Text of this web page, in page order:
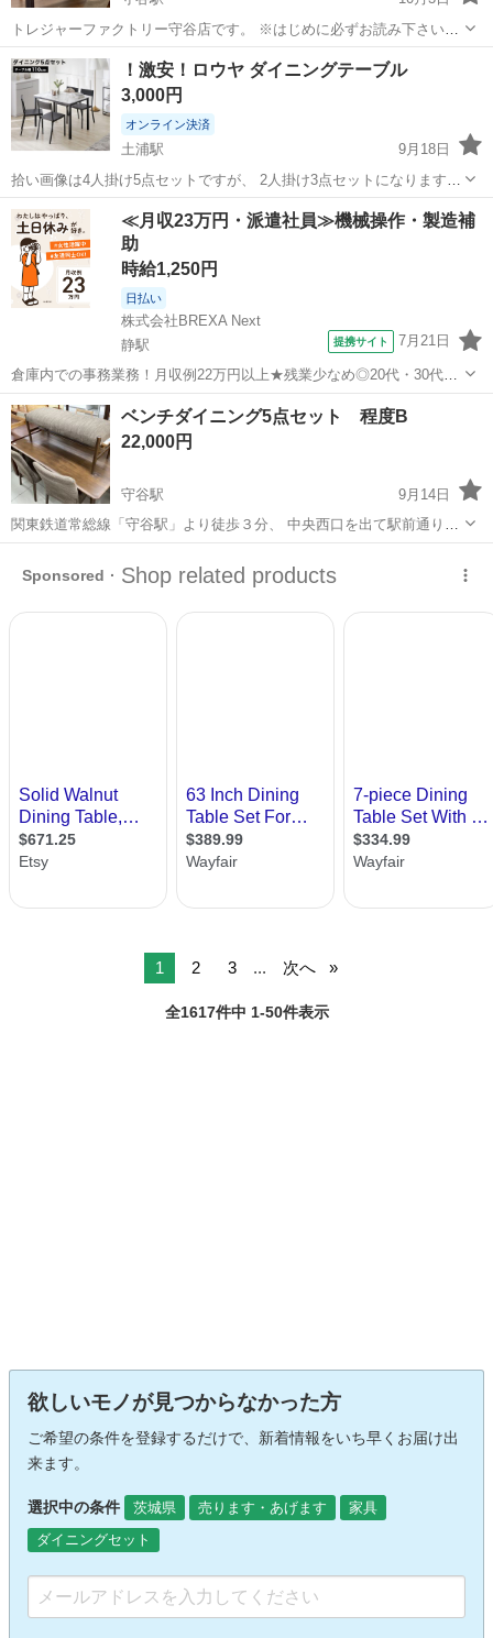
トレジャーファクトリー守谷店です。 ※はじめに必ずお読み下さい。
■売約済になっている可能性がございますので、ご来店前に守谷店宛て
に在庫確認のお電話をお願いいたします。 ■掲載品は全て店頭販売品
になります。 店舗にご...
茨城 守谷市 守谷駅 ダイニングセット EKEDALEN
！激安！ロウヤ ダイニングテーブル
3,000円
オンライン決済
土浦駅
9月18日
拾い画像は4人掛け5点セットですが、 2人掛け3点セットになります！
1つのチェアがネジが取れてしまってぐらついていますが、付けてもら
えれば大丈夫です✨ チェアに子供の落書きがありますが、黒なのでそ
んなに目立たないと思い...
茨城 土浦市 土浦駅 ダイニングセット ロウヤ
≪月収23万円・派遣社員≫機械操作・製造補
助
時給1,250円
日払い
株式会社BREXA Next
静駅
提携サイト 7月21日
倉庫内での事務業務！月収例22万円以上★残業少なめ◎20代・30代・
40代の男女活躍中！空調完備で快適作業★食堂利用可◎マイカー通勤
OK◎無料駐車場完備！《茨城県常陸大宮市》 人気の工場のお仕事 ◇
電子部品製造倉庫内の事務...
茨城 常陸大宮市 静駅 その他
ベンチダイニング5点セット 程度B
22,000円
守谷駅
9月14日
関東鉄道常総線「守谷駅」より徒歩３分、 中央西口を出て駅前通り沿
いアクロスプラザ守谷内 共有コインパーキング51台【店舗のご利用で
最大120分無料】 トレジャーファクトリー守谷店です。 ※はじめに必
1 2 3 ... 次へ
全1617件中 1-50件表示
欲しいモノが見つからなかった方
ご希望の条件を登録するだけで、新着情報をいち早くお届け出
来ます。
選択中の条件 茨城県 売ります・あげます
家具
ダイニングセット